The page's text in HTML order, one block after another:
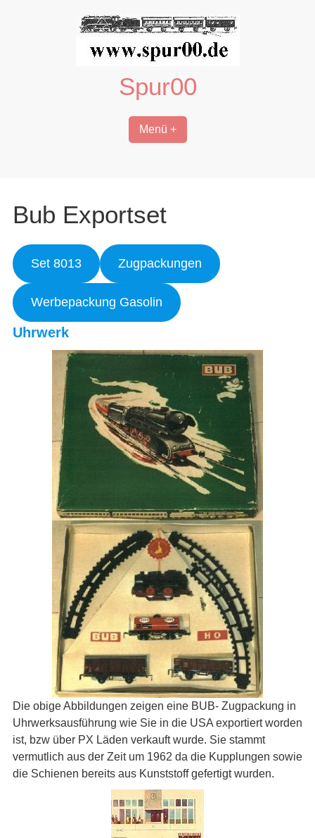
Spur00
Menü +
Bub Exportset
Set 8013 Zugpackungen
Werbepackung Gasolin
Uhrwerk
Die obige Abbildungen zeigen eine BUB- Zugpackung in
Uhrwerksausführung wie Sie in die USA exportiert worden
ist, bzw über PX Läden verkauft wurde. Sie stammt
vermutlich aus der Zeit um 1962 da die Kupplungen sowie
die Schienen bereits aus Kunststoff gefertigt wurden.